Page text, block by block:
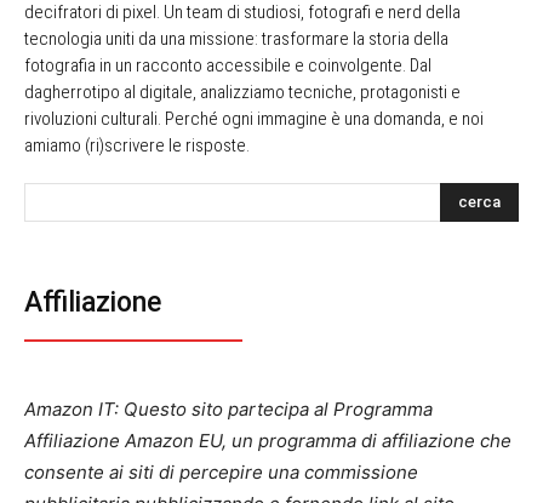
decifratori di pixel. Un team di studiosi, fotografi e nerd della
tecnologia uniti da una missione: trasformare la storia della
fotografia in un racconto accessibile e coinvolgente. Dal
dagherrotipo al digitale, analizziamo tecniche, protagonisti e
rivoluzioni culturali. Perché ogni immagine è una domanda, e noi
amiamo (ri)scrivere le risposte.
cerca
Affiliazione
Amazon IT: Questo sito partecipa al Programma
Affiliazione Amazon EU, un programma di affiliazione che
consente ai siti di percepire una commissione